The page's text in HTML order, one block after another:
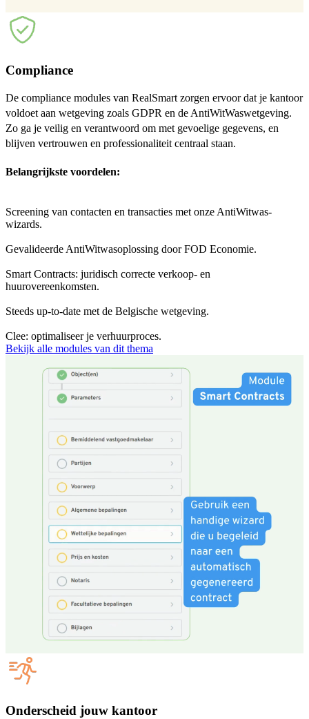
Compliance
De compliance modules van RealSmart zorgen ervoor dat je kantoor
voldoet aan wetgeving zoals GDPR en de AntiWitWaswetgeving.
Zo ga je veilig en verantwoord om met gevoelige gegevens, en
blijven vertrouwen en professionaliteit centraal staan.
Belangrijkste voordelen:
Screening van contacten en transacties met onze AntiWitwas-
wizards.
Gevalideerde AntiWitwasoplossing door FOD Economie.
Smart Contracts: juridisch correcte verkoop- en
huurovereenkomsten.
Steeds up-to-date met de Belgische wetgeving.
Clee: optimaliseer je verhuurproces.
Bekijk alle modules van dit thema
Onderscheid jouw kantoor